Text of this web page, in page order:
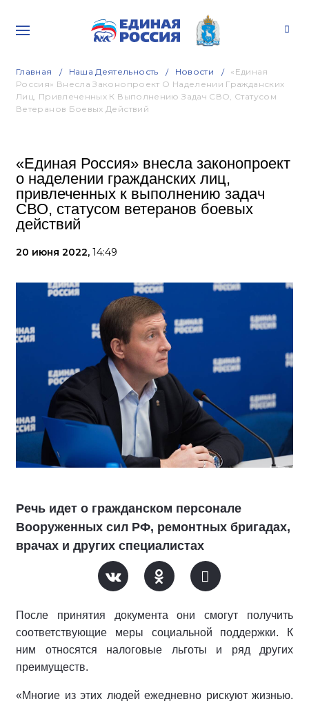
Главная Наша Деятельность Новости
«Единая
Россия» Внесла Законопроект О Наделении Гражданских
Лиц, Привлеченных К Выполнению Задач СВО, Статусом
Ветеранов Боевых Действий
«Единая Россия» внесла законопроект
о наделении гражданских лиц,
привлеченных к выполнению задач
СВО, статусом ветеранов боевых
действий
20 июня 2022, 14:49
Речь идет о гражданском персонале
Вооруженных сил РФ, ремонтных бригадах,
врачах и других специалистах
После принятия документа они смогут получить
соответствующие меры социальной поддержки. К
ним относятся налоговые льготы и ряд других
преимуществ.
«Многие из этих людей ежедневно рискуют жизнью.